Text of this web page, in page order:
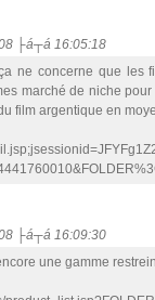
├á┬á 16:05:18
ne concerne que les
marché de niche
film argentique en
├á┬á 16:09:30
une gamme